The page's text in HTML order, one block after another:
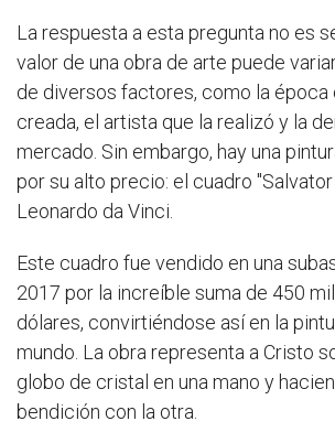
La respuesta a esta pregunta no es
valor de una obra de arte puede
de diversos factores, como la época
creada, el artista que la realizó y la
mercado. Sin embargo, hay una
por su alto precio: el cuadro
Leonardo da Vinci.
Este cuadro fue vendido en una
2017 por la increíble suma de 450
dólares, convirtiéndose así en la
mundo. La obra representa a Cristo
globo de cristal en una mano y
bendición con la otra.